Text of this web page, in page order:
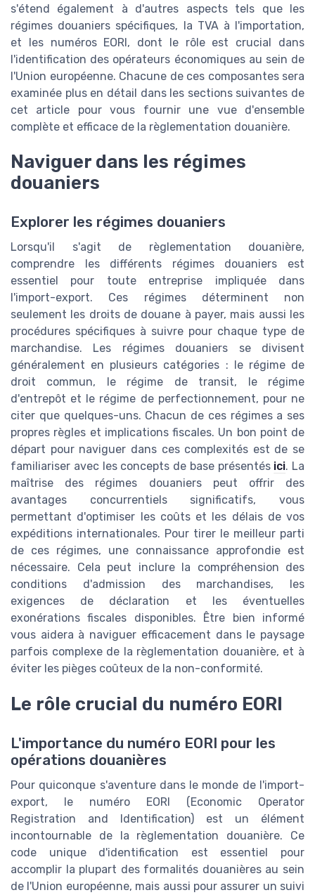
s'étend également à d'autres aspects tels que les
régimes douaniers spécifiques, la TVA à l'importation,
et les numéros EORI, dont le rôle est crucial dans
l'identification des opérateurs économiques au sein de
l'Union européenne. Chacune de ces composantes sera
examinée plus en détail dans les sections suivantes de
cet article pour vous fournir une vue d'ensemble
complète et efficace de la règlementation douanière.
Naviguer dans les régimes
douaniers
Explorer les régimes douaniers
Lorsqu'il s'agit de règlementation douanière,
comprendre les différents régimes douaniers est
essentiel pour toute entreprise impliquée dans
l'import-export. Ces régimes déterminent non
seulement les droits de douane à payer, mais aussi les
procédures spécifiques à suivre pour chaque type de
marchandise. Les régimes douaniers se divisent
généralement en plusieurs catégories : le régime de
droit commun, le régime de transit, le régime
d'entrepôt et le régime de perfectionnement, pour ne
citer que quelques-uns. Chacun de ces régimes a ses
propres règles et implications fiscales. Un bon point de
départ pour naviguer dans ces complexités est de se
familiariser avec les concepts de base présentés ici. La
maîtrise des régimes douaniers peut offrir des
avantages concurrentiels significatifs, vous
permettant d'optimiser les coûts et les délais de vos
expéditions internationales. Pour tirer le meilleur parti
de ces régimes, une connaissance approfondie est
nécessaire. Cela peut inclure la compréhension des
conditions d'admission des marchandises, les
exigences de déclaration et les éventuelles
exonérations fiscales disponibles. Être bien informé
vous aidera à naviguer efficacement dans le paysage
parfois complexe de la règlementation douanière, et à
éviter les pièges coûteux de la non-conformité.
Le rôle crucial du numéro EORI
L'importance du numéro EORI pour les
opérations douanières
Pour quiconque s'aventure dans le monde de l'import-
export, le numéro EORI (Economic Operator
Registration and Identification) est un élément
incontournable de la règlementation douanière. Ce
code unique d'identification est essentiel pour
accomplir la plupart des formalités douanières au sein
de l'Union européenne, mais aussi pour assurer un suivi